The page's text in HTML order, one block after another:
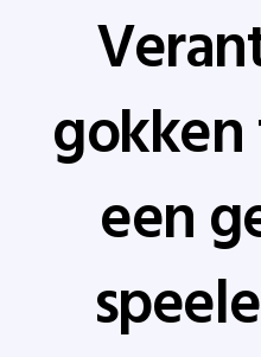
een